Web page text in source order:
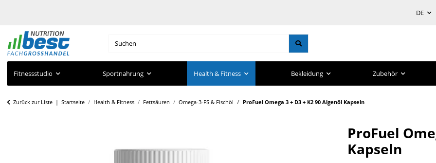
DE
Fitnessstudio Sportnahrung Health & Fitness Bekleidung Zubehör
Zurück zur Liste Startseite Health & Fitness Fettsäuren Omega-3-FS & Fischöl ProFuel Omega 3 + D3 + K2 90 Algenöl Kapseln
ProFuel
Kapseln